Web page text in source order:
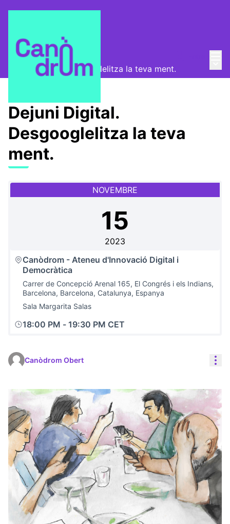
Canòdrom Obert
Dejuni Digital. Desgooglelitza la teva ment.
Dejuni Digital.
Desgooglelitza la teva
ment.
NOVEMBRE
15
2023
Canòdrom - Ateneu d'Innovació Digital i
Democràtica
Carrer de Concepció Arenal 165, El Congrés i els Indians,
Barcelona, Barcelona, Catalunya, Espanya
Sala Margarita Salas
18:00 PM - 19:30 PM CET
Canòdrom Obert